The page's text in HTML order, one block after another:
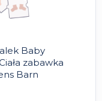
Baby
zabawka
Barn